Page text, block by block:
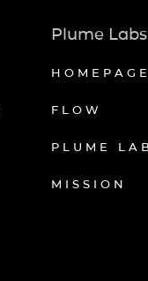
Plume Labs
HOMEPAGE
FLOW
PLUME
MISSION